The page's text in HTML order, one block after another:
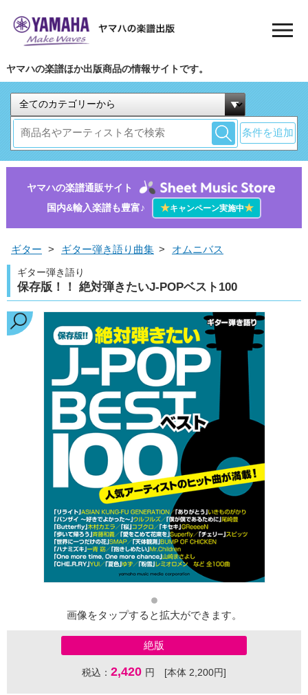
ヤマハの楽譜ほか出版商品の情報サイトです。
条件を追加
ヤマハの楽譜通販サイト
国内&輸入楽譜も豊富♪
★キャンペーン実施中★
ギター > ギター弾き語り曲集 > オムニバス
ギター弾き語り
保存版！！ 絶対弾きたいJ-POPベスト100
画像をタップすると拡大ができます。
絶版
税込： 2,420 円 [本体 2,200円]